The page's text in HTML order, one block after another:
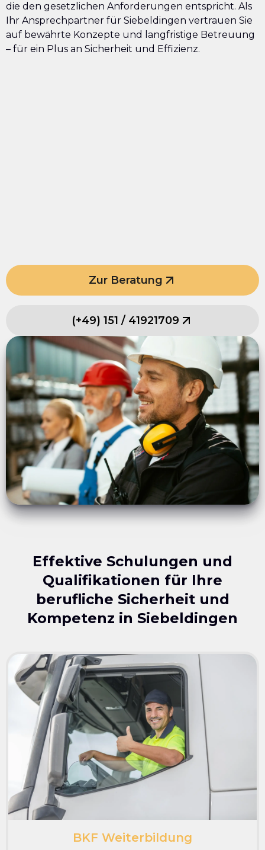
die den gesetzlichen Anforderungen entspricht. Als
Ihr Ansprechpartner für Siebeldingen vertrauen Sie
auf bewährte Konzepte und langfristige Betreuung
– für ein Plus an Sicherheit und Effizienz.
Zur Beratung
(+49) 151 / 41921709
Effektive Schulungen und
Qualifikationen für Ihre
berufliche Sicherheit und
Kompetenz in Siebeldingen
BKF Weiterbildung